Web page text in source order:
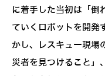
に着手した当初は「倒
ていくロボットを開発
かし、レスキュー現場
災者を見つけること」